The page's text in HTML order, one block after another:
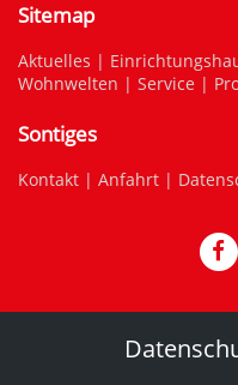
Sitemap
Aktuelles |
Wohnwelten | Service |
Sontiges
Kontakt | Anfahrt |